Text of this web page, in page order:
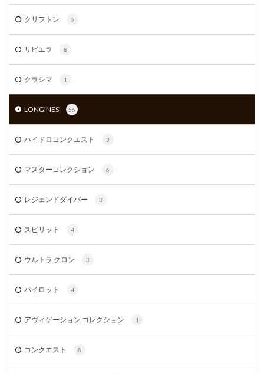
クリフトン 6
リビエラ 8
クラシマ 1
LONGINES 56
ハイドロコンクエスト 3
マスターコレクション 6
レジェンドダイバー 3
スピリット 4
ウルトラ クロン 3
パイロット 4
アヴィゲーション コレクション 1
コンクエスト 8